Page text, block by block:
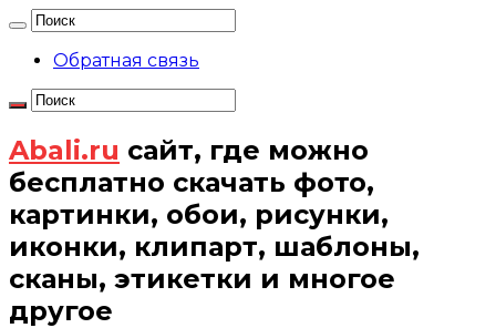
Обратная связь
Abali.ru сайт, где можно
бесплатно скачать фото,
картинки, обои, рисунки,
иконки, клипарт, шаблоны,
сканы, этикетки и многое
другое